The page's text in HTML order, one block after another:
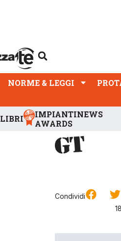
NORME & LEGGI
LIBRI
IMPIANTINEWS
AWARDS
Condividi